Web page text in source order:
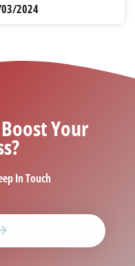
2024
Your
In Touch